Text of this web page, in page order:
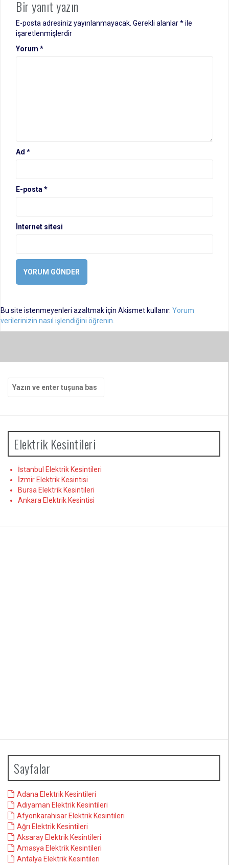
Bir yanıt yazın
E-posta adresiniz yayınlanmayacak. Gerekli alanlar*ile
işaretlenmişlerdir
Yorum *
Ad *
E-posta *
İnternet sitesi
Bu site istenmeyenleri azaltmak için Akismet kullanır. Yorum
verilerinizin nasıl işlendiğini öğrenin.
yap:
Elektrik Kesintileri
İstanbul Elektrik Kesintileri
İzmir Elektrik Kesintisi
Bursa Elektrik Kesintileri
Ankara Elektrik Kesintisi
Sayfalar
Adana Elektrik Kesintileri
Adıyaman Elektrik Kesintileri
Afyonkarahisar Elektrik Kesintileri
Ağrı Elektrik Kesintileri
Aksaray Elektrik Kesintileri
Amasya Elektrik Kesintileri
Antalya Elektrik Kesintileri